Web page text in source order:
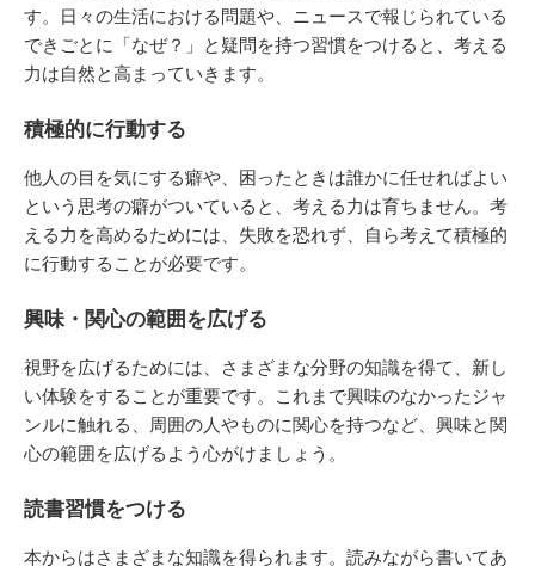
す。日々の生活における問題や、ニュースで報じられている
できごとに「なぜ？」と疑問を持つ習慣をつけると、考える
力は自然と高まっていきます。
積極的に行動する
他人の目を気にする癖や、困ったときは誰かに任せればよい
という思考の癖がついていると、考える力は育ちません。考
える力を高めるためには、失敗を恐れず、自ら考えて積極的
に行動することが必要です。
興味・関心の範囲を広げる
視野を広げるためには、さまざまな分野の知識を得て、新し
い体験をすることが重要です。これまで興味のなかったジャ
ンルに触れる、周囲の人やものに関心を持つなど、興味と関
心の範囲を広げるよう心がけましょう。
読書習慣をつける
本からはさまざまな知識を得られます。読みながら書いてあ